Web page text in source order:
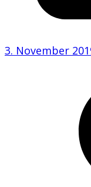
3. November